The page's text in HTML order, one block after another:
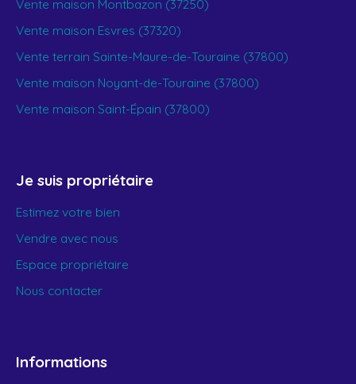
Vente maison Montbazon (37250)
Vente maison Esvres (37320)
Vente terrain Sainte-Maure-de-Touraine (37800)
Vente maison Noyant-de-Touraine (37800)
Vente maison Saint-Épain (37800)
Je suis propriétaire
Estimez votre bien
Vendre avec nous
Espace propriétaire
Nous contacter
Informations